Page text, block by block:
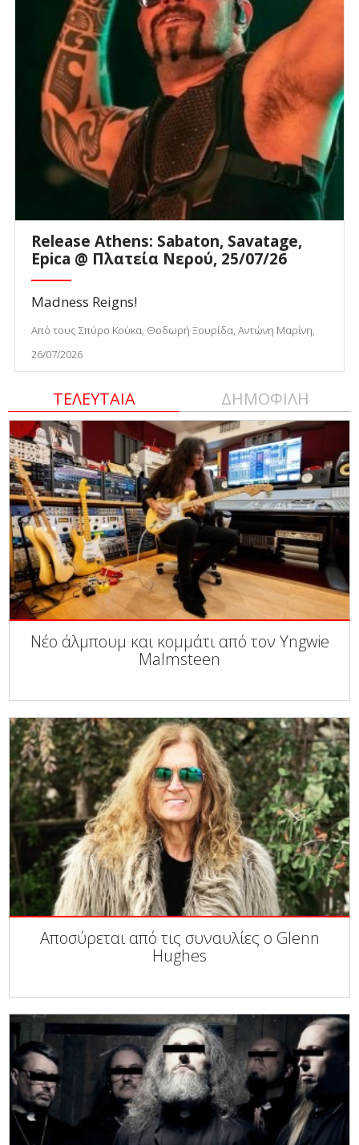
Release Athens: Sabaton, Savatage,
Epica @ Πλατεία Νερού, 25/07/26
Madness Reigns!
Από τους Σπύρο Κούκα, Θοδωρή Ξουρίδα, Αντώνη Μαρίνη,
26/07/2026
ΤΕΛΕΥΤΑΙΑ ΔΗΜΟΦΙΛΗ
Νέο άλμπουμ και κομμάτι από τον Yngwie
Malmsteen
Αποσύρεται από τις συναυλίες ο Glenn
Hughes